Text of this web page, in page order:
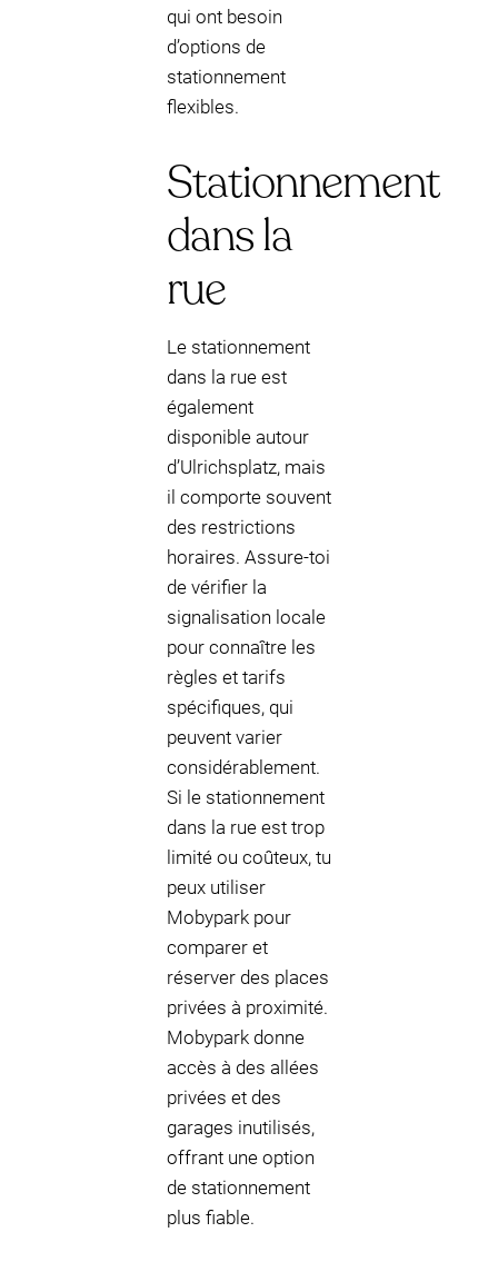
qui ont besoin
d’options de
stationnement
flexibles.
Stationnement
dans la
rue
Le stationnement
dans la rue est
également
disponible autour
d’Ulrichsplatz, mais
il comporte souvent
des restrictions
horaires. Assure-toi
de vérifier la
signalisation locale
pour connaître les
règles et tarifs
spécifiques, qui
peuvent varier
considérablement.
Si le stationnement
dans la rue est trop
limité ou coûteux, tu
peux utiliser
Mobypark pour
comparer et
réserver des places
privées à proximité.
Mobypark donne
accès à des allées
privées et des
garages inutilisés,
offrant une option
de stationnement
plus fiable.